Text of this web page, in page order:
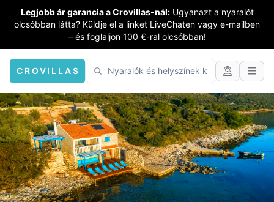
Legjobb ár garancia a Crovillas-nál: Ugyanazt a nyaralót
olcsóbban látta? Küldje el a linket LiveChaten vagy e-mailben
– és foglaljon 100 €-ral olcsóbban!
CROVILLAS